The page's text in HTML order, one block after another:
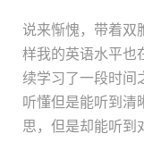
说来惭愧，带着双
样我的英语水平也
续学习了一段时间
听懂但是能听到清
思，但是却能听到